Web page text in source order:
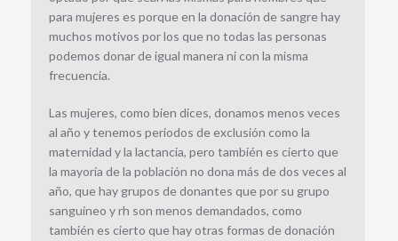
para mujeres es porque en la donación de sangre hay
muchos motivos por los que no todas las personas
podemos donar de igual manera ni con la misma
frecuencia.
Las mujeres, como bien dices, donamos menos veces
al año y tenemos periodos de exclusión como la
maternidad y la lactancia, pero también es cierto que
la mayoría de la población no dona más de dos veces al
año, que hay grupos de donantes que por su grupo
sanguíneo y rh son menos demandados, como
también es cierto que hay otras formas de donación